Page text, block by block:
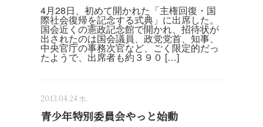
4月28日、初めて開かれた「主権回復・国
際社会復帰を記念する式典」に出席した。
国会近くの憲政記念館で開かれ、招待状が
出されたのは国会議員、政党党首、知事、
中央官庁の事務次官など、ごく限定的だっ
たようで、出席者も約３９０ […]
2013.04.24 水.
青少年特別委員会やっと始動